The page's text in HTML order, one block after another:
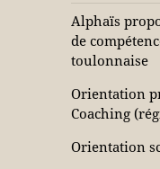
Alphaïs
de
toulonnaise
Orientation
Coaching
Orientation